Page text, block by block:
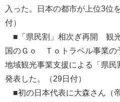
入った。日本の都市が上位3位
付）
■「県民割」相次ぎ再開 観
国のＧｏ Ｔｏトラベル事業の
地域観光事業支援による「県民
発表した。（29日付）
■初の日本代表に大森さん（